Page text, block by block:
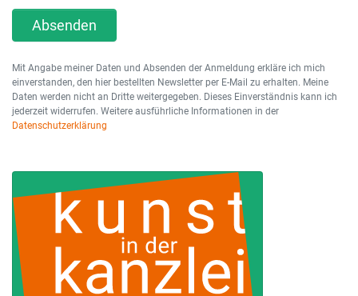
Absenden
Mit Angabe meiner Daten und Absenden der Anmeldung erkläre ich mich
einverstanden, den hier bestellten Newsletter per E-Mail zu erhalten. Meine
Daten werden nicht an Dritte weitergegeben. Dieses Einverständnis kann ich
jederzeit widerrufen. Weitere ausführliche Informationen in der
Datenschutzerklärung